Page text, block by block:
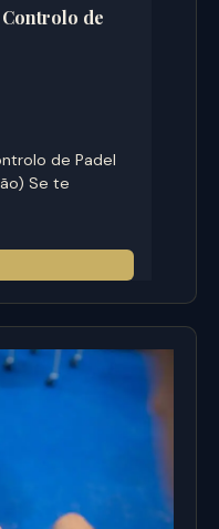
de
de Padel
Se te